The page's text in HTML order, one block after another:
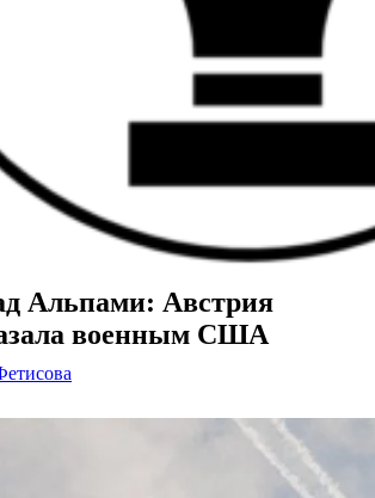
ТЕМАТИКИ
Альпами: Австрия
военным США